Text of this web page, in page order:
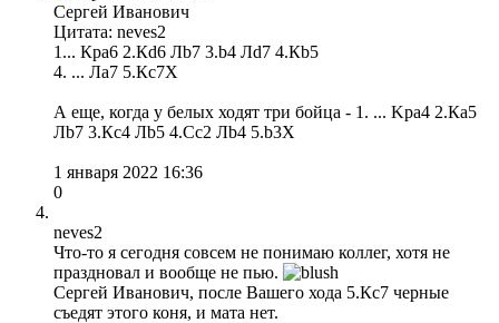
Сергей Иванович
Цитата: neves2
1... Крa6 2.Кd6 Лb7 3.b4 Лd7 4.Кb5
4. ... Лa7 5.Кc7Х
А еще, когда у белых ходят три бойца - 1. ... Kрa4 2.Кa5
Лb7 3.Кc4 Лb5 4.Сc2 Лb4 5.b3Х
1 января 2022 16:36
0
neves2
Что-то я сегодня совсем не понимаю коллег, хотя не
праздновал и вообще не пью.
Сергей Иванович, после Вашего хода 5.Кc7 черные
съедят этого коня, и мата нет.